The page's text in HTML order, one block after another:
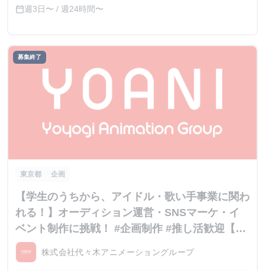
calendar_today週3日〜 / 週24時間〜
募集終了
東京都 企画
【学生のうちから、アイドル・歌い手事業に関わ
れる！】オーディション運営・SNSマーケ・イ
ベント制作に挑戦！ #企画制作 #推し活歓迎【内
定直結】
株式会社代々木アニメーショングループ